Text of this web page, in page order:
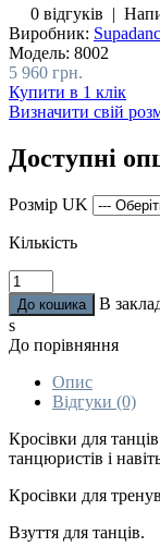
0 відгуків |
Виробник:
Модель: 8002
5 960 грн.
Купити в 1 клік
Визначити свій
Доступні
Розмір UK
Кількість
В
s
До порівняння
Опис
Відгуки (0)
Кросівки для танців
танцюристів і
Кросівки для
Взуття для танців.